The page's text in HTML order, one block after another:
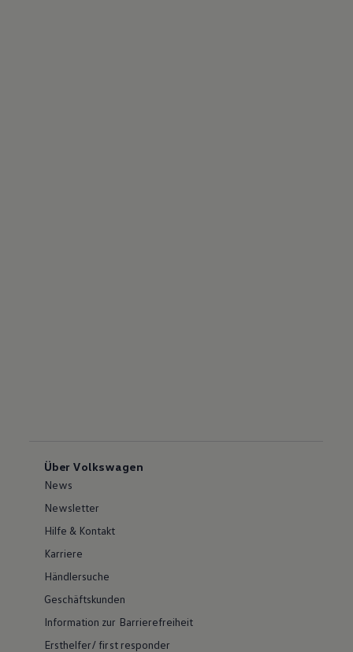
Über Volkswagen
News
Newsletter
Hilfe & Kontakt
Karriere
Händlersuche
Geschäftskunden
Information zur Barrierefreiheit
Ersthelfer/ first responder